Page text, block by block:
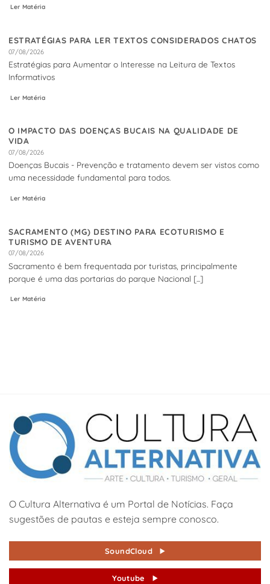
Ler Matéria
ESTRATÉGIAS PARA LER TEXTOS CONSIDERADOS CHATOS
07/08/2026
Estratégias para Aumentar o Interesse na Leitura de Textos
Informativos
Ler Matéria
O IMPACTO DAS DOENÇAS BUCAIS NA QUALIDADE DE
VIDA
07/08/2026
Doenças Bucais - Prevenção e tratamento devem ser vistos como
uma necessidade fundamental para todos.
Ler Matéria
SACRAMENTO (MG) DESTINO PARA ECOTURISMO E
TURISMO DE AVENTURA
07/08/2026
Sacramento é bem frequentada por turistas, principalmente
porque é uma das portarias do parque Nacional [...]
Ler Matéria
O Cultura Alternativa é um Portal de Notícias. Faça
sugestões de pautas e esteja sempre conosco.
SoundCloud
Youtube